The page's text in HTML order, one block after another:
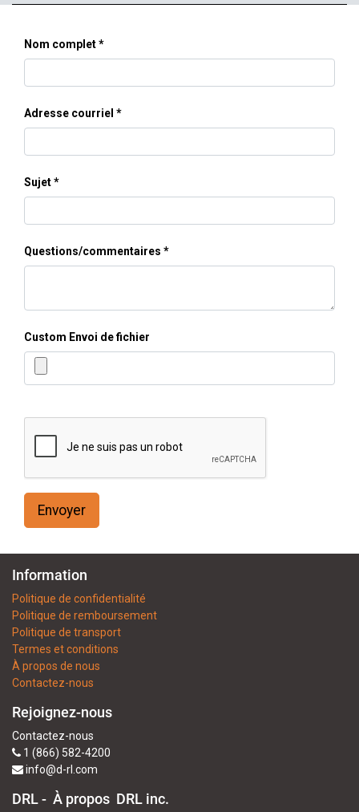
Nom complet
Adresse courriel
Sujet
Questions/commentaires
Custom Envoi de fichier
Envoyer
Information
Politique de confidentialité
Politique de remboursement
Politique de transport
Termes et conditions
À propos de nous
Contactez-nous
Rejoignez-nous
Contactez-nous
1 (866) 582-4200
info@d-rl.com
DRL - À propos DRL inc.